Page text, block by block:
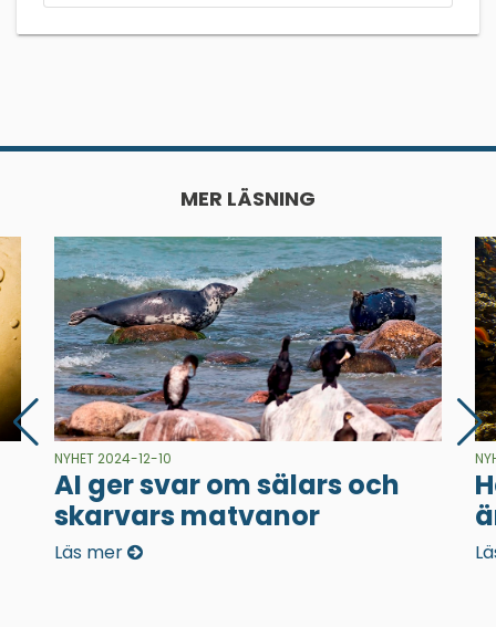
MER LÄSNING
NYHET 2024-12-10
AI ger svar om sälars och
skarvars matvanor
Läs mer